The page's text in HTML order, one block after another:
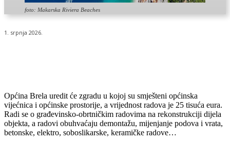
foto: Makarska Riviera Beaches
1. srpnja 2026.
Općina Brela uredit će zgradu u kojoj su smješteni općinska
vijećnica i općinske prostorije, a vrijednost radova je 25 tisuća eura.
Radi se o građevinsko-obrtničkim radovima na rekonstrukciji dijela
objekta, a radovi obuhvaćaju demontažu, mijenjanje podova i vrata,
betonske, elektro, soboslikarske, keramičke radove…